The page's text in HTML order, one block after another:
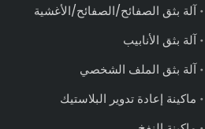
آلة بثق الصفائح/الصفائح/الأغشية
آلة بثق الأنابيب
آلة بثق الملف الشخصي
ماكينة إعادة تدوير البلاستيك